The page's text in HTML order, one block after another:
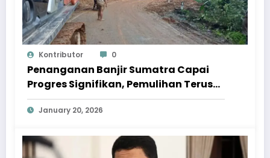
Kontributor 0
Penanganan Banjir Sumatra Capai
Progres Signifikan, Pemulihan Terus
Dipercepat
January 20, 2026